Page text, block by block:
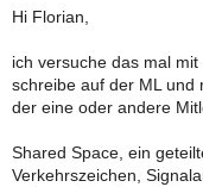
Hi Florian,
ich versuche das mal
schreibe auf der ML und
der eine oder andere
Shared Space, ein
Verkehrszeichen,